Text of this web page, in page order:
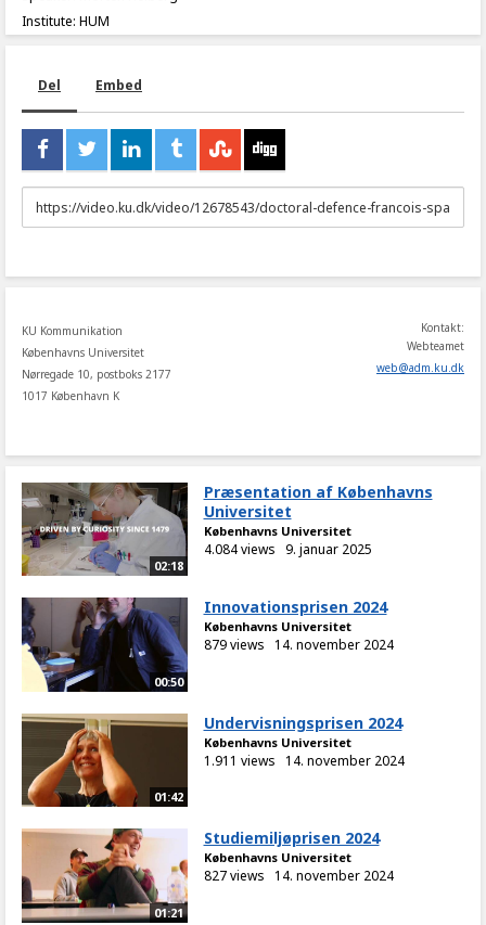
Institute: HUM
Del Embed
URL
to
KU Kommunikation
Københavns Universitet
Nørregade 10, postboks 2177
1017 København K
Kontakt:
Webteamet
web@adm.ku.dk
02:18
Præsentation af Københavns
Universitet
Københavns Universitet
4.084 views 9. januar 2025
00:50
Innovationsprisen 2024
Københavns Universitet
879 views 14. november 2024
01:42
Undervisningsprisen 2024
Københavns Universitet
1.911 views 14. november 2024
01:21
Studiemiljøprisen 2024
Københavns Universitet
827 views 14. november 2024